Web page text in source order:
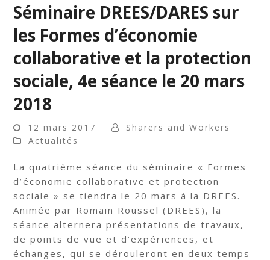
Séminaire DREES/DARES sur
les Formes d’économie
collaborative et la protection
sociale, 4e séance le 20 mars
2018
12 mars 2017
Sharers and Workers
Actualités
La quatrième séance du séminaire « Formes
d’économie collaborative et protection
sociale » se tiendra le 20 mars à la DREES.
Animée par Romain Roussel (DREES), la
séance alternera présentations de travaux,
de points de vue et d’expériences, et
échanges, qui se dérouleront en deux temps